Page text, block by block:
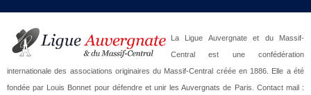
La Ligue Auvergnate et du Massif-
Central est une confédération
internationale des associations originaires du Massif-Central créée en 1886. Elle a été
fondée par Louis Bonnet pour défendre et unir les Auvergnats de Paris. Contact mail :